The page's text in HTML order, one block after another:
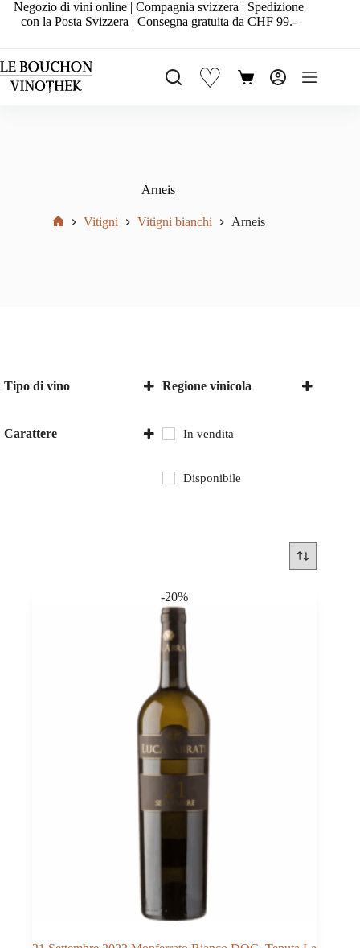
SaltaNegozio di vini online | Compagnia svizzera | Spedizione
con la Posta Svizzera | Consegna gratuita da CHF 99.-
♡ Carrello
Arneis
Vitigni Vitigni bianchi Arneis
-20%
Tipo di vino Regione vinicola
Carattere In vendita
Disponibile